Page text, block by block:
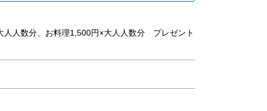
人人数分、お料理1,500円×大人人数分 プレゼント